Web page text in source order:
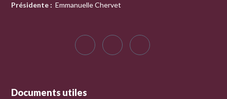
Présidente : Emmanuelle Chervet
Documents utiles